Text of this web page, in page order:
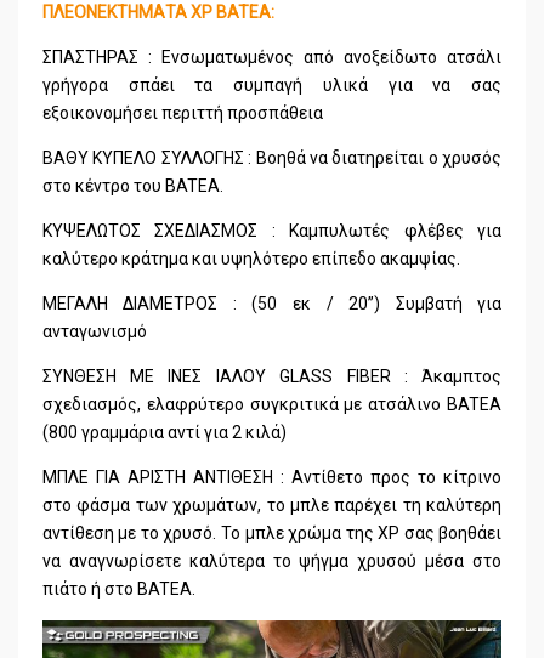
ΠΛΕΟΝΕΚΤΗΜΑΤΑ XP BATEA:
ΣΠΑΣΤΗΡΑΣ : Ενσωματωμένος από ανοξείδωτο ατσάλι
γρήγορα σπάει τα συμπαγή υλικά για να σας
εξοικονομήσει περιττή προσπάθεια
ΒΑΘΥ ΚΥΠΕΛΟ ΣΥΛΛΟΓΗΣ : Βοηθά να διατηρείται ο χρυσός
στο κέντρο του BATEA.
ΚΥΨΕΛΩΤΟΣ ΣΧΕΔΙΑΣΜΟΣ : Καμπυλωτές φλέβες για
καλύτερο κράτημα και υψηλότερο επίπεδο ακαμψίας.
ΜΕΓΑΛΗ ΔΙΑΜΕΤΡΟΣ : (50 εκ / 20’’) Συμβατή για
ανταγωνισμό
ΣΥΝΘΕΣΗ ΜΕ ΙΝΕΣ ΙΑΛΟΥ GLASS FIBER : Άκαμπτος
σχεδιασμός, ελαφρύτερο συγκριτικά με ατσάλινο BATEA
(800 γραμμάρια αντί για 2 κιλά)
ΜΠΛΕ ΓΙΑ ΑΡΙΣΤΗ ΑΝΤΙΘΕΣΗ : Αντίθετο προς το κίτρινο
στο φάσμα των χρωμάτων, το μπλε παρέχει τη καλύτερη
αντίθεση με το χρυσό. Το μπλε χρώμα της XP σας βοηθάει
να αναγνωρίσετε καλύτερα το ψήγμα χρυσού μέσα στο
πιάτο ή στο BATEA.